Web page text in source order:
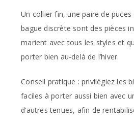
Un collier fin, une paire de puces
bague discrète sont des pièces
marient avec tous les styles et
porter bien au-delà de l’hiver.
Conseil pratique : privilégiez les
faciles à porter aussi bien avec
d’autres tenues, afin de